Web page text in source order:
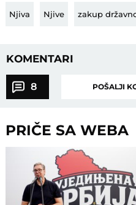
Njiva Njive zakup
KOMENTARI
8 POŠALJI
PRIČE SA WEBA